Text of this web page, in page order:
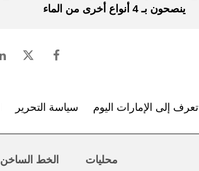
ينصحون بـ 4 أنواع أخرى من الماء
تعرف إلى الإمارات اليوم سياسة التحرير
محليات الخط الساخن